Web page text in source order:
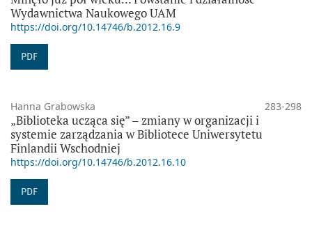
Wydawnictwa Naukowego UAM
https://doi.org/10.14746/b.2012.16.9
PDF
Hanna Grabowska 283-298
„Biblioteka ucząca się” – zmiany w organizacji i
systemie zarządzania w Bibliotece Uniwersytetu
Finlandii Wschodniej
https://doi.org/10.14746/b.2012.16.10
PDF